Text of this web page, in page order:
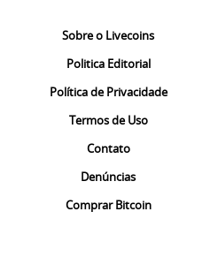
Sobre o Livecoins
Politica Editorial
Política de Privacidade
Termos de Uso
Contato
Denúncias
Comprar Bitcoin